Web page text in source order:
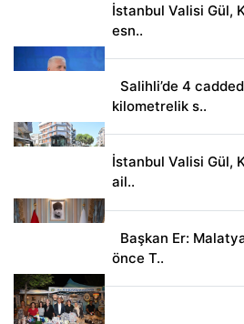
İstanbul Valisi Gül,
esn..
Salihli’de 4
kilometrelik s..
İstanbul Valisi Gül,
ail..
Başkan Er:
önce T..